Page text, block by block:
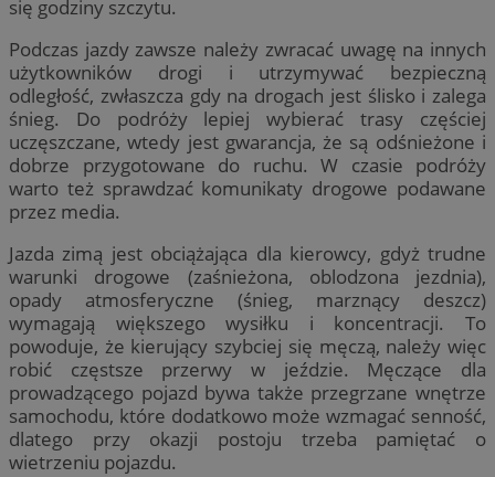
się godziny szczytu.
Podczas jazdy zawsze należy zwracać uwagę na innych
użytkowników drogi i utrzymywać bezpieczną
odległość, zwłaszcza gdy na drogach jest ślisko i zalega
śnieg. Do podróży lepiej wybierać trasy częściej
uczęszczane, wtedy jest gwarancja, że są odśnieżone i
dobrze przygotowane do ruchu. W czasie podróży
warto też sprawdzać komunikaty drogowe podawane
przez media.
Jazda zimą jest obciążająca dla kierowcy, gdyż trudne
warunki drogowe (zaśnieżona, oblodzona jezdnia),
opady atmosferyczne (śnieg, marznący deszcz)
wymagają większego wysiłku i koncentracji. To
powoduje, że kierujący szybciej się męczą, należy więc
robić częstsze przerwy w jeździe. Męczące dla
prowadzącego pojazd bywa także przegrzane wnętrze
samochodu, które dodatkowo może wzmagać senność,
dlatego przy okazji postoju trzeba pamiętać o
wietrzeniu pojazdu.